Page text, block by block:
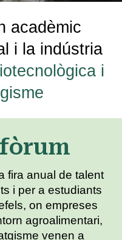
acadèmic
i la indústria
i
fira anual de talent
i per a estudiants
on empreses
agroalimentari,
venen a